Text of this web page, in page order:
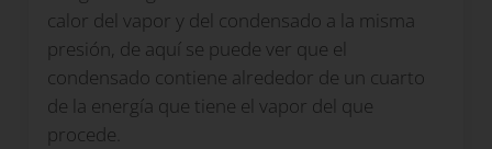
calor del vapor y del condensado a la misma
presión, de aquí se puede ver que el
condensado contiene alrededor de un cuarto
de la energía que tiene el vapor del que
procede.